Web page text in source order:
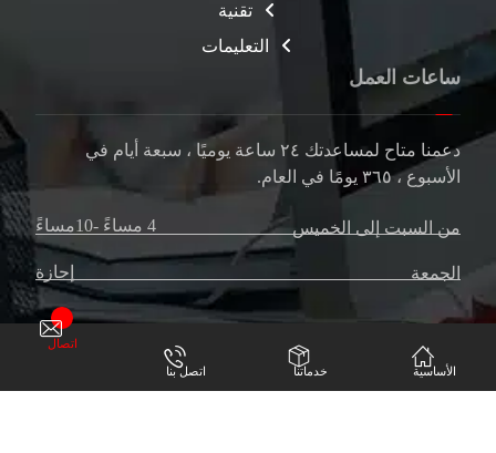
تقنية
التعليمات
ساعات العمل
دعمنا متاح لمساعدتك ٢٤ ساعة
يوميًا ، سبعة أيام في
الأسبوع ،٣٦٥ يومًا في العام.
من السبت إلى الخميس 4 مساءً -10مساءً
الجمعة إجازة
الأساسية خدماتنا اتصل بنا
اتصال